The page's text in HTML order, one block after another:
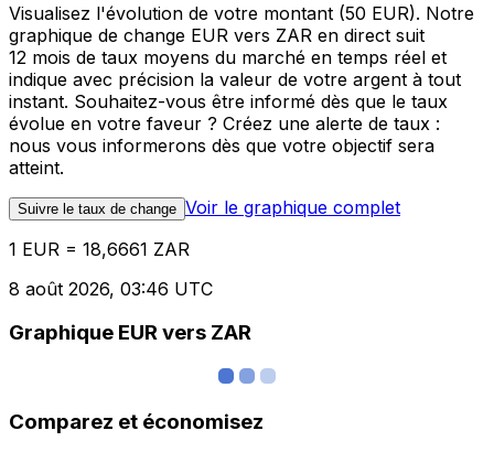
Visualisez l'évolution de votre montant (50 EUR). Notre
graphique de change EUR vers ZAR en direct suit
12 mois de taux moyens du marché en temps réel et
indique avec précision la valeur de votre argent à tout
instant. Souhaitez-vous être informé dès que le taux
évolue en votre faveur ? Créez une alerte de taux :
nous vous informerons dès que votre objectif sera
atteint.
Suivre le taux de change Voir le graphique complet
1 EUR = 18,6661 ZAR
8 août 2026, 03:46 UTC
Graphique EUR vers ZAR
Comparez et économisez